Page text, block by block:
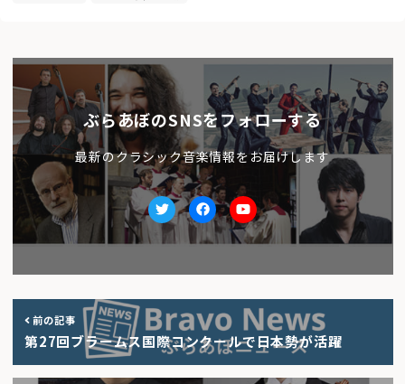
ぶらあぼのSNSをフォローする
最新のクラシック音楽情報をお届けします
TwitterfacebookYoutube
前の記事
第27回ブラームス国際コンクールで日本勢が活躍